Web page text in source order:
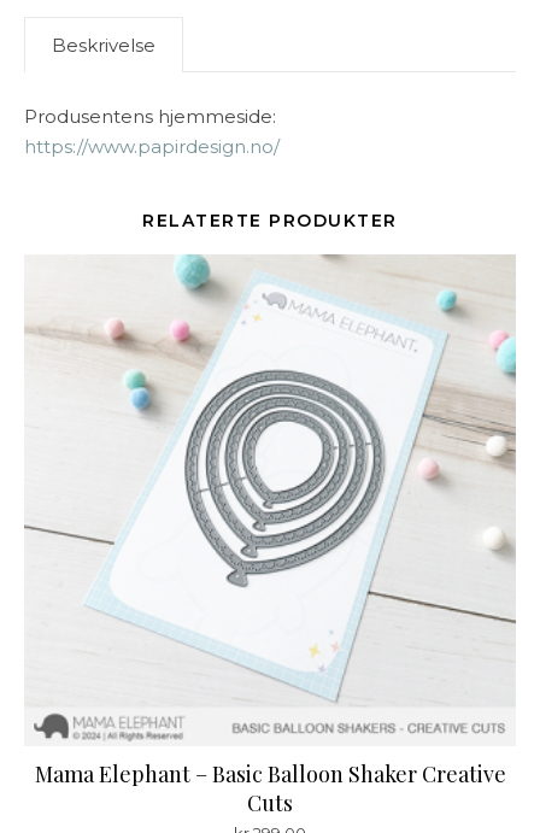
Beskrivelse
Produsentens hjemmeside:
https://www.papirdesign.no/
RELATERTE PRODUKTER
Mama Elephant – Basic Balloon Shaker Creative
Cuts